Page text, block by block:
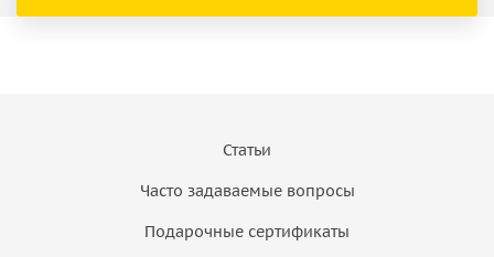
Статьи
Часто задаваемые вопросы
Подарочные сертификаты